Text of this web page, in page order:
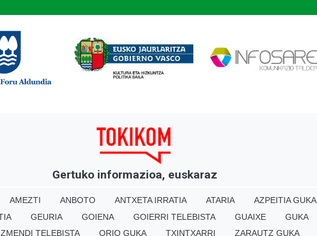
Gertuko informazioa, euskaraz
AMEZTI ANBOTO ANTXETA IRRATIA ATARIA AZPEITIA GUKA
GEURIA GOIENA GOIERRI TELEBISTA GUAIXE GUKA
TELEBISTA ORIO GUKA TXINTXARRI ZARAUTZ GUKA